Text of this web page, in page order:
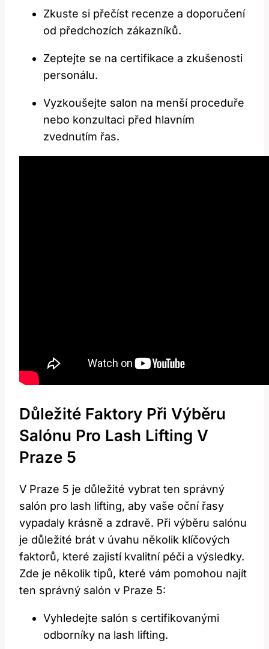
Zkuste si přečíst recenze a ‍doporučení
od ⁢předchozích zákazníků.
Zeptejte se na certifikace a zkušenosti
personálu.
Vyzkoušejte salon na menší proceduře
nebo konzultaci ‌před hlavním
zvednutím řas.
Důležité Faktory⁢ Při Výběru
Salónu Pro Lash Lifting V
Praze 5
V Praze 5 je důležité vybrat ten správný
salón pro lash‍ lifting, aby⁢ vaše oční⁤ řasy
vypadaly krásně a zdravě. Při výběru salónu‍
je důležité brát v úvahu ⁤několik ⁣klíčových
faktorů, které zajistí kvalitní péči a výsledky.
Zde je několik ‍tipů, které vám⁣ pomohou najít
ten správný ‍salón v Praze 5:
Vyhledejte‍ salón s certifikovanými
odborníky na ⁢lash lifting.